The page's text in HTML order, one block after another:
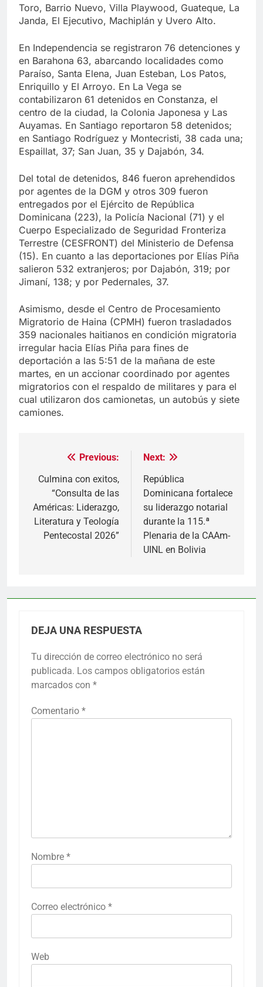
Toro, Barrio Nuevo, Villa Playwood, Guateque, La
Janda, El Ejecutivo, Machiplán y Uvero Alto.
En Independencia se registraron 76 detenciones y
en Barahona 63, abarcando localidades como
Paraíso, Santa Elena, Juan Esteban, Los Patos,
Enriquillo y El Arroyo. En La Vega se
contabilizaron 61 detenidos en Constanza, el
centro de la ciudad, la Colonia Japonesa y Las
Auyamas. En Santiago reportaron 58 detenidos;
en Santiago Rodríguez y Montecristi, 38 cada una;
Espaillat, 37; San Juan, 35 y Dajabón, 34.
Del total de detenidos, 846 fueron aprehendidos
por agentes de la DGM y otros 309 fueron
entregados por el Ejército de República
Dominicana (223), la Policía Nacional (71) y el
Cuerpo Especializado de Seguridad Fronteriza
Terrestre (CESFRONT) del Ministerio de Defensa
(15). En cuanto a las deportaciones por Elías Piña
salieron 532 extranjeros; por Dajabón, 319; por
Jimaní, 138; y por Pedernales, 37.
Asimismo, desde el Centro de Procesamiento
Migratorio de Haina (CPMH) fueron trasladados
359 nacionales haitianos en condición migratoria
irregular hacia Elías Piña para fines de
deportación a las 5:51 de la mañana de este
martes, en un accionar coordinado por agentes
migratorios con el respaldo de militares y para el
cual utilizaron dos camionetas, un autobús y siete
camiones.
Navegación
de
entradas
Previous:
Culmina con exitos,
“Consulta de las
Américas: Liderazgo,
Literatura y Teología
Pentecostal 2026”
Next:
República
Dominicana fortalece
su liderazgo notarial
durante la 115.ª
Plenaria de la CAAm-
UINL en Bolivia
DEJA UNA RESPUESTA
Tu dirección de correo electrónico no será
publicada. Los campos obligatorios están
marcados con *
Comentario *
Nombre *
Correo electrónico *
Web